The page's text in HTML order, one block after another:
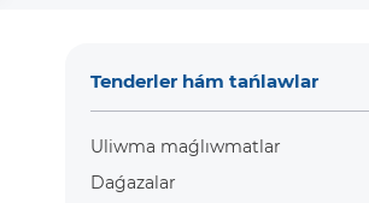
Tenderler hám tańlawlar
Uliwma maǵlıwmatlar
Daǵazalar